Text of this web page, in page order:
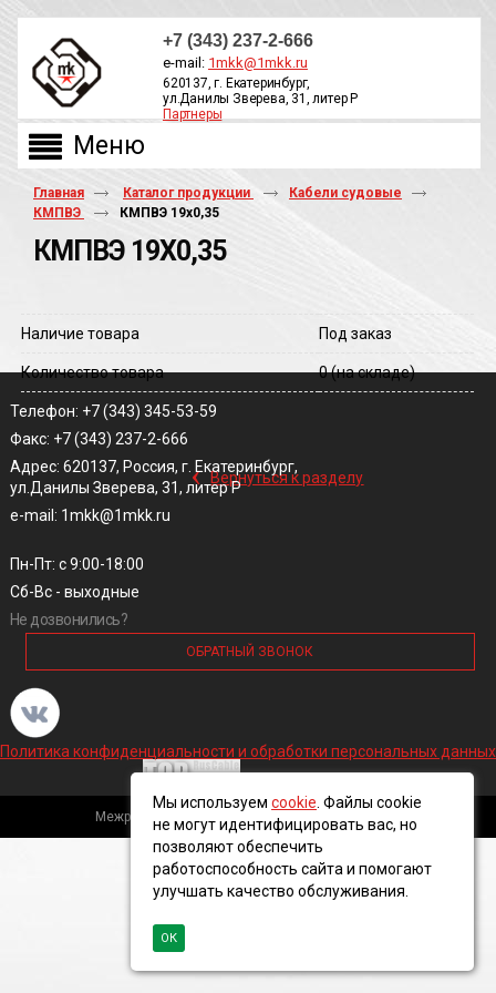
+7 (343) 237-2-666
e-mail: 1mkk@1mkk.ru
620137, г. Екатеринбург,
ул.Данилы Зверева, 31, литер Р
Партнеры
Главная Каталог продукции
Кабели судовые
КМПВЭ
КМПВЭ 19х0,35
КМПВЭ 19Х0,35
Наличие товара Под заказ
Количество товара 0(на складе)
‹ Вернуться к разделу
Телефон: +7 (343) 345-53-59
Факс: +7 (343) 237-2-666
Адрес: 620137, Россия, г. Екатеринбург,
ул.Данилы Зверева, 31, литер Р
e-mail: 1mkk@1mkk.ru
Пн-Пт: с 9:00-18:00
Сб-Вс - выходные
Не дозвонились?
ОБРАТНЫЙ ЗВОНОК
Политика конфиденциальности и обработки персональных данных
Межрегиональная кабельная компания, 2016 ©
Мы используем cookie . Файлы cookie
не могут идентифицировать вас, но
позволяют обеспечить
работоспособность сайта и помогают
улучшать качество обслуживания.
ОК